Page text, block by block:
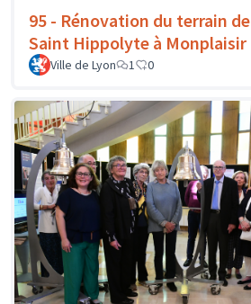
95 - Rénovation du terrain
Saint Hippolyte à Monplaisir
Ville de Lyon 1 0